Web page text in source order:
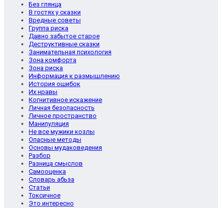
Без глянца
В гостях у сказки
Вредные советы
Группа риска
Давно забытое старое
Деструктивные сказки
Занимательная психология
Зона комфорта
Зона риска
Информация к размышлению
История ошибок
Их нравы
Когнитивное искажение
Личная безопасность
Личное пространство
Манипуляция
Не все мужики козлы
Опасные методы
Основы мудаковедения
Разбор
Разница смыслов
Самооценка
Словарь абьза
Статьи
Токсичное
Это интересно